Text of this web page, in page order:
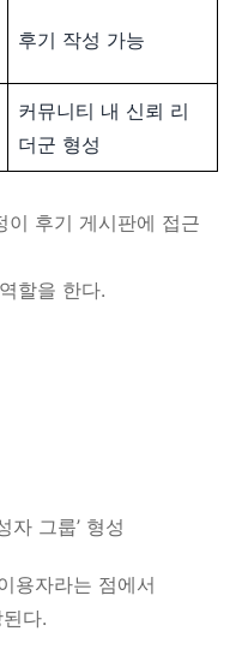
후기 작성 가능
커뮤니티 내 신뢰 리
더군 형성
이 후기 게시판에 접근
할을 한다.
자 그룹’ 형성
용자라는 점에서
다.